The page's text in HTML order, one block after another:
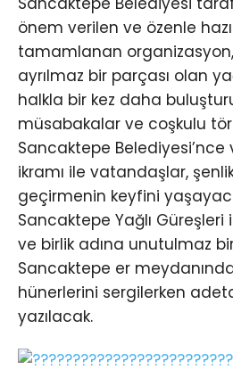
önem verilen ve özenle
tamamlanan
ayrılmaz bir parçası olan
halkla bir kez daha
müsabakalar ve coşkulu
Sancaktepe
ikramı ile vatandaşlar,
geçirmenin keyfini
Sancaktepe Yağlı Güreşleri
ve birlik adına unutulmaz
Sancaktepe er
hünerlerini sergilerken
yazılacak.